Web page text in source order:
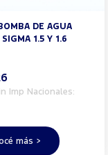
DE AGUA
1.5 Y 1.6
Imp Nacionales:
más >